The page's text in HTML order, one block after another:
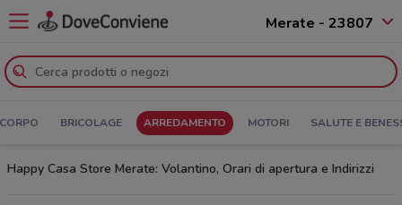
Merate - 23807
BRICOLAGE ARREDAMENTO MOTORI SALUTE E
Happy Casa Store Merate: Volantino, Orari di apertura e Indirizzi